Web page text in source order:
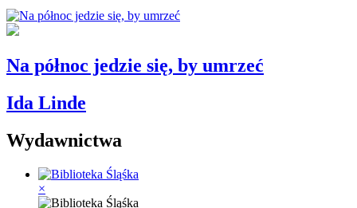
Na północ jedzie się, by umrzeć
Ida Linde
Wydawnictwa
×